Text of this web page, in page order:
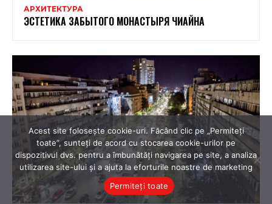
Acest site folosește cookie-uri. Făcând clic pe „Permiteți
toate”, sunteți de acord cu stocarea cookie-urilor pe
dispozitivul dvs. pentru a îmbunătăți navigarea pe site, a analiza
utilizarea site-ului și a ajuta la eforturile noastre de marketing
Permiteți toate